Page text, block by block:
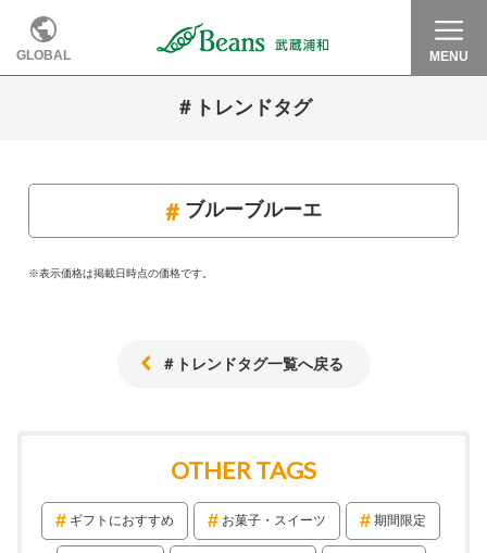
GLOBAL MENU
＃トレンドタグ
ブルーブルーエ
※表示価格は掲載日時点の価格です。
＃トレンドタグ一覧へ戻る
OTHER TAGS
ギフトにおすすめ お菓子・スイーツ 期間限定